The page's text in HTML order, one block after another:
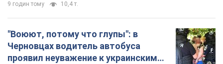
9 годин тому 10,4 т.
"Воюют, потому что глупы": в
Черновцах водитель автобуса
проявил неуважение к украинским